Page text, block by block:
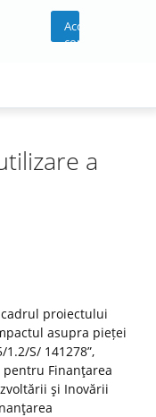
Acces
cont
a
proiectului
asupra pieței
1.2/S/ 141278”,
Finanţarea
şi Inovării